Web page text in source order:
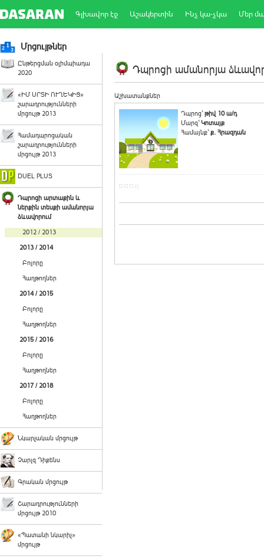
Գլխավոր էջ Աշակերտին Ինչ կա-չկա Մեր
Մրցույթներ
Ընթերցման օլիմպիադա
2020
«ԻՄ ՍՐՏԻ ՈՒՂԵԿԻՑ»
շարադրությունների
մրցույթ 2013
Համադպրոցական
շարադրությունների
մրցույթ 2013
DUEL PLUS
Դպրոցի արտաքին և
ներքին տեսքի ամանորյա
ձևավորում
2012 / 2013
2013 / 2014
Բոլորը
Հաղթողներ
2014 / 2015
Բոլորը
Հաղթողներ
2015 / 2016
Բոլորը
Հաղթողներ
2017 / 2018
Բոլորը
Հաղթողներ
Նկարչական մրցույթ
Չարլզ Դիքենս
Գրական մրցույթ
Շարադրությունների
մրցույթ 2010
«Պատանի նկարիչ»
մրցույթ
Դպրոցի ամանորյա
Աշխատանքներ
Դպրոց`թիվ 10 ա/դ
Մարզ`Կոտայք
Համայնք`ք. Հրազդան